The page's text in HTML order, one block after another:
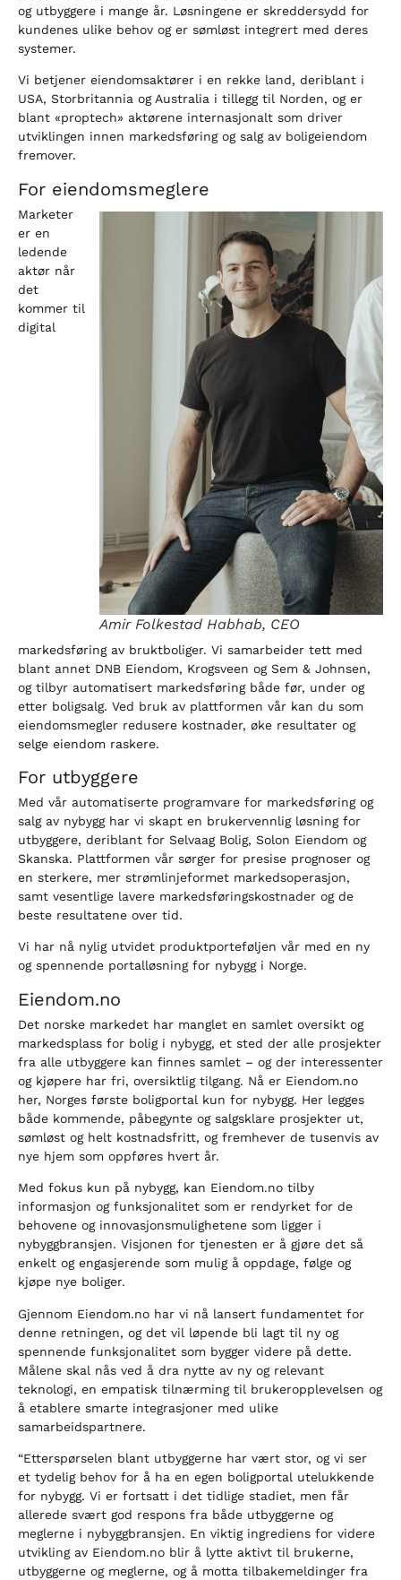
og utbyggere i mange år. Løsningene er skreddersydd for
kundenes ulike behov og er sømløst integrert med deres
systemer.
Vi betjener eiendomsaktører i en rekke land, deriblant i
USA, Storbritannia og Australia i tillegg til Norden, og er
blant «proptech» aktørene internasjonalt som driver
utviklingen innen markedsføring og salg av boligeiendom
fremover.
For eiendomsmeglere
Amir Folkestad Habhab, CEO
Marketer
er en
ledende
aktør når
det
kommer til
digital
markedsføring av bruktboliger. Vi samarbeider tett med
blant annet DNB Eiendom, Krogsveen og Sem & Johnsen,
og tilbyr automatisert markedsføring både før, under og
etter boligsalg. Ved bruk av plattformen vår kan du som
eiendomsmegler redusere kostnader, øke resultater og
selge eiendom raskere.
For utbyggere
Med vår automatiserte programvare for markedsføring og
salg av nybygg har vi skapt en brukervennlig løsning for
utbyggere, deriblant for Selvaag Bolig, Solon Eiendom og
Skanska. Plattformen vår sørger for presise prognoser og
en sterkere, mer strømlinjeformet markedsoperasjon,
samt vesentlige lavere markedsføringskostnader og de
beste resultatene over tid.
Vi har nå nylig utvidet produktporteføljen vår med en ny
og spennende portalløsning for nybygg i Norge.
Eiendom.no
Det norske markedet har manglet en samlet oversikt og
markedsplass for bolig i nybygg, et sted der alle prosjekter
fra alle utbyggere kan finnes samlet – og der interessenter
og kjøpere har fri, oversiktlig tilgang. Nå er Eiendom.no
her, Norges første boligportal kun for nybygg. Her legges
både kommende, påbegynte og salgsklare prosjekter ut,
sømløst og helt kostnadsfritt, og fremhever de tusenvis av
nye hjem som oppføres hvert år.
Med fokus kun på nybygg, kan Eiendom.no tilby
informasjon og funksjonalitet som er rendyrket for de
behovene og innovasjonsmulighetene som ligger i
nybyggbransjen. Visjonen for tjenesten er å gjøre det så
enkelt og engasjerende som mulig å oppdage, følge og
kjøpe nye boliger.
Gjennom Eiendom.no har vi nå lansert fundamentet for
denne retningen, og det vil løpende bli lagt til ny og
spennende funksjonalitet som bygger videre på dette.
Målene skal nås ved å dra nytte av ny og relevant
teknologi, en empatisk tilnærming til brukeropplevelsen og
å etablere smarte integrasjoner med ulike
samarbeidspartnere.
“Etterspørselen blant utbyggerne har vært stor, og vi ser
et tydelig behov for å ha en egen boligportal utelukkende
for nybygg. Vi er fortsatt i det tidlige stadiet, men får
allerede svært god respons fra både utbyggerne og
meglerne i nybyggbransjen. En viktig ingrediens for videre
utvikling av Eiendom.no blir å lytte aktivt til brukerne,
utbyggerne og meglerne, og å motta tilbakemeldinger fra